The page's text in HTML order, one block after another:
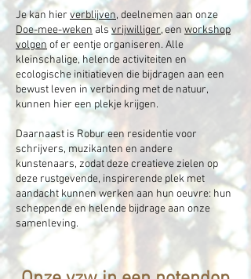
Je kan hier verblijven, deelnemen aan onze
Doe-mee-weken alsvrijwilliger, een workshop
volgen of er eentje organiseren. Alle
kleinschalige, helende activiteiten en
ecologische initiatieven die bijdragen aan een
bewust leven in verbinding met de natuur,
kunnen hier een plekje krijgen.
Daarnaast is Robur een residentie voor
schrijvers, muzikanten en andere
kunstenaars, zodat deze creatieve zielen op
deze rustgevende, inspirerende plek met
aandacht kunnen werken aan hun oeuvre: hun
scheppende en helende bijdrage aan onze
samenleving.